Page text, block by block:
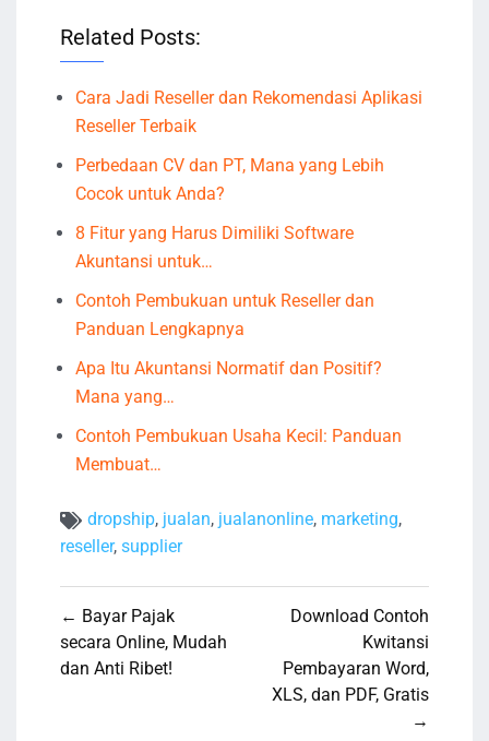
Related Posts:
Cara Jadi Reseller dan Rekomendasi Aplikasi
Reseller Terbaik
Perbedaan CV dan PT, Mana yang Lebih
Cocok untuk Anda?
8 Fitur yang Harus Dimiliki Software
Akuntansi untuk…
Contoh Pembukuan untuk Reseller dan
Panduan Lengkapnya
Apa Itu Akuntansi Normatif dan Positif?
Mana yang…
Contoh Pembukuan Usaha Kecil: Panduan
Membuat…
dropship, jualan, jualanonline, marketing,
reseller, supplier
Navigasi
pos
← Bayar Pajak
secara Online, Mudah
dan Anti Ribet!
Download Contoh
Kwitansi
Pembayaran Word,
XLS, dan PDF, Gratis
→